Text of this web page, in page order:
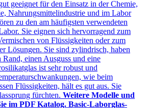
geeignet für den Einsatz in der Chemie,
Nahrungsmittelindustrie und im Labor
zu den am häufigsten verwendeten
Sie eignen sich hervorragend zum
von Flüssigkeiten oder zum
Lösungen. Sie sind zylindrisch, haben
Rand, einen Ausguss und eine
ist sehr robust und
wie beim
Flüssigkeiten, hält es gut aus. Sie
fürchten. Weitere Modelle und
im PDF Katalog. Basic-Laborglas-